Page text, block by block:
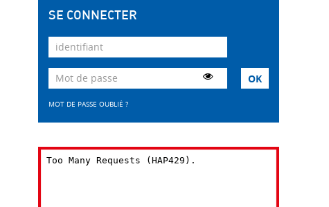
SE CONNECTER
MOT DE PASSE OUBLIÉ ?